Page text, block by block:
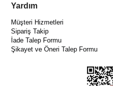
Yardım
Müşteri Hizmetleri
Sipariş Takip
İade Talep Formu
Şikayet ve Öneri Talep Formu